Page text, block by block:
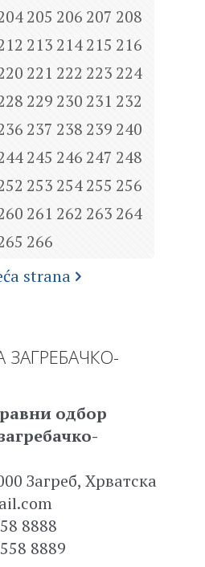
205 206 207 208
213 214215 216
221 222 223 224
229 230 231 232
237 238 239 240
245 246 247 248
253 254255 256
261 262 263 264
266
strana
одбор
Загреб, Хрватска
8888
8889